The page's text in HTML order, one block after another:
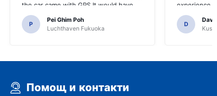
the car came with GPS.It would have
been terrible if we had decided to buy
a GPS as it was necessary to navigate
Japanese roads.
P
Pei Ghim Poh
Luchthaven Fukuoka
experience
renting
D
Помощ и контакти